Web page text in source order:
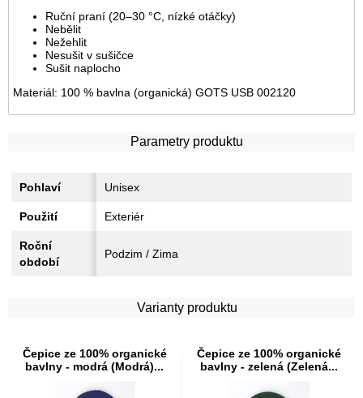
Ruční praní (20–30 °C, nízké otáčky)
Nebělit
Nežehlit
Nesušit v sušičce
Sušit naplocho
Materiál: 100 % bavlna (organická) GOTS USB 002120
Parametry produktu
Pohlaví Unisex
Použití Exteriér
Roční
období
Podzim / Zima
Varianty produktu
Čepice ze 100% organické
bavlny - modrá (Modrá)...
Čepice ze 100% organické
bavlny - zelená (Zelená...